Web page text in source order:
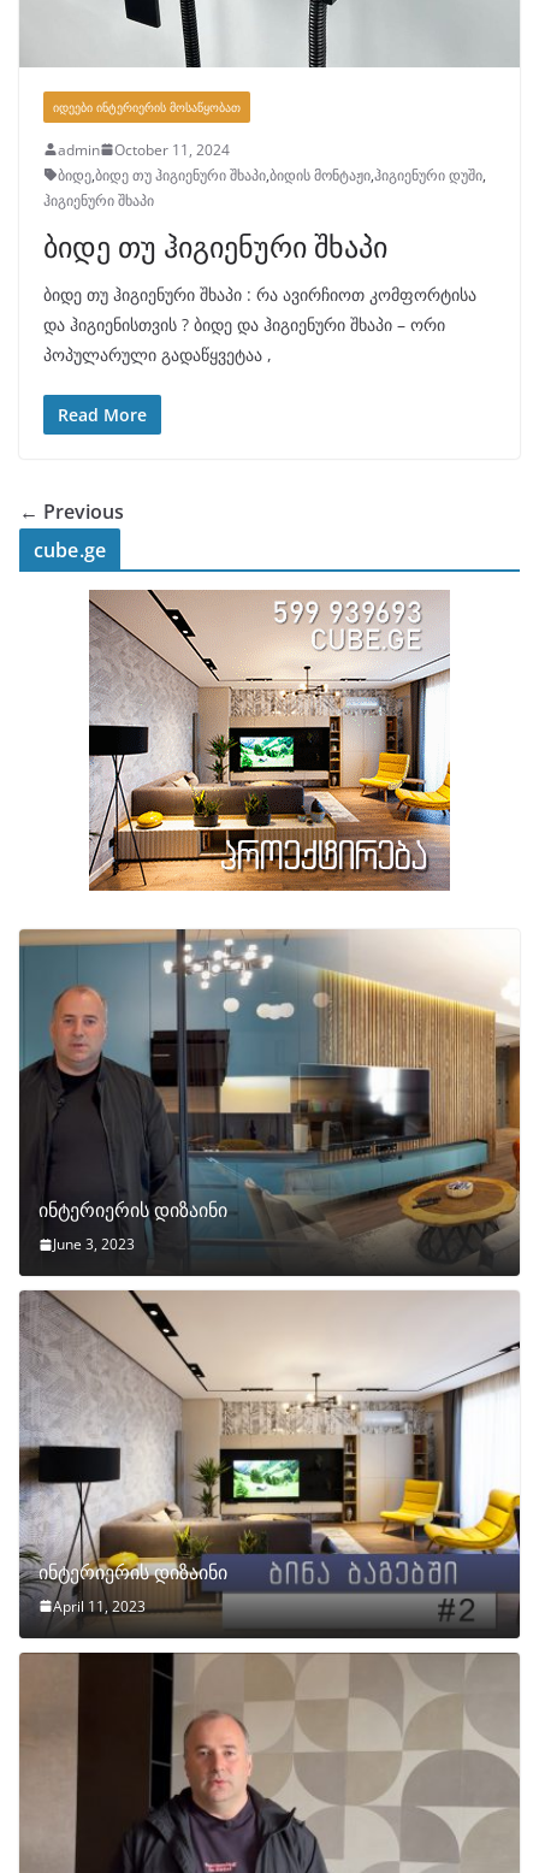
ᲘᲓᲔᲔᲑᲘ ᲘᲜᲢᲔᲠᲘᲔᲠᲘᲡ ᲛᲝᲡᲐᲬᲧᲝᲑᲐᲗ
admin
October 11, 2024
ბიდე,ბიდე თუ ჰიგიენური შხაპი,ბიდის მონტაჟი,ჰიგიენური დუში,
ჰიგიენური შხაპი
ბიდე თუ ჰიგიენური შხაპი
ბიდე თუ ჰიგიენური შხაპი : რა ავირჩიოთ კომფორტისა
და ჰიგიენისთვის ? ბიდე და ჰიგიენური შხაპი – ორი
პოპულარული გადაწყვეტაა ,
Read More
← Previous
cube.ge
ინტერიერის დიზაინი
June 3, 2023
ინტერიერის დიზაინი
April 11, 2023